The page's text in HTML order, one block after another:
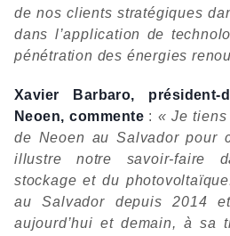
de nos clients stratégiques
dans l’application de
pénétration des énergies
Xavier Barbaro, président-
Neoen, commente : « Je
de Neoen au Salvador pour
illustre notre savoir-faire
stockage et du
au Salvador depuis 2014
aujourd’hui et demain, à sa